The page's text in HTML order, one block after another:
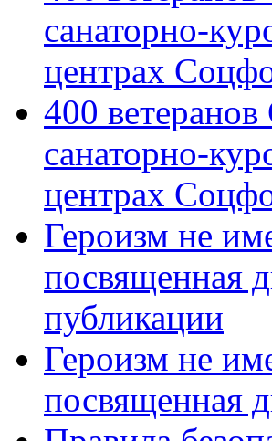
санаторно-
центрах
400
санаторно-
центрах
Героизм не
посвященная
публикации
Героизм не
посвященная